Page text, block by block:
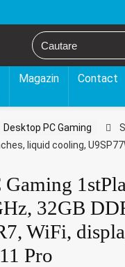
Magazin Contact
Desktop PC Gaming
liquid cooling,
Gaming
32GB
WiFi,
Pro